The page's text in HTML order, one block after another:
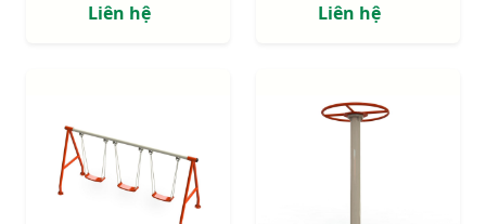
Liên hệ Liên hệ